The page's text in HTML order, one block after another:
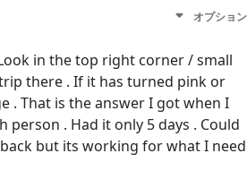
オプション
in the top right corner / small
there . If it has turned pink or
. That is the answer I got when I
person . Had it only 5 days . Could
but its working for what I need